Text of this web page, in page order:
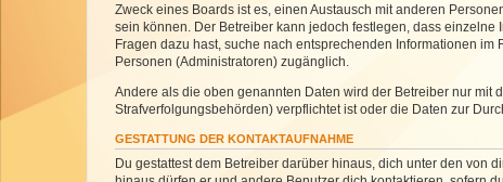
Zweck eines Boards ist es, einen Austausch mit anderen
sein können. Der Betreiber kann jedoch festlegen, dass
Fragen dazu hast, suche nach entsprechenden Informationen
Personen (Administratoren) zugänglich.
Andere als die oben genannten Daten wird der Betreiber nur mit
Strafverfolgungsbehörden) verpflichtet ist oder die Daten zur
GESTATTUNG DER KONTAKTAUFNAHME
Du gestattest dem Betreiber darüber hinaus, dich unter den von